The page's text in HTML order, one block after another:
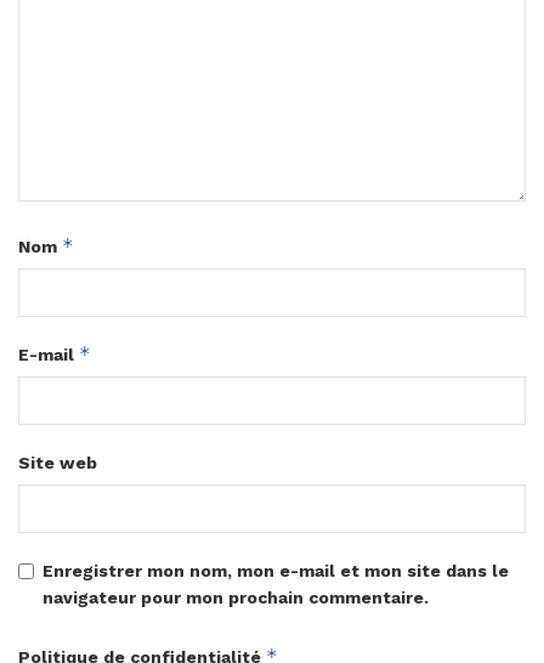
Nom *
E-mail *
Site web
Enregistrer mon nom, mon e-mail et mon site dans le
navigateur pour mon prochain commentaire.
Politique de confidentialité *